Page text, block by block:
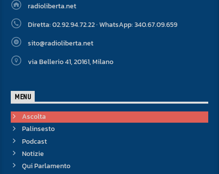
radioliberta.net
Diretta: 02.92.94.72.22 · WhatsApp: 340.67.09.659
sito@radioliberta.net
via Bellerio 41, 20161, Milano
MENU
Ascolta
Palinsesto
Podcast
Notizie
Qui Parlamento